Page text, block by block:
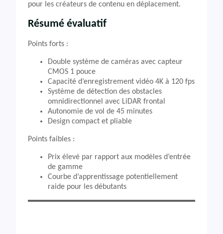
pour les créateurs de contenu en déplacement.
Résumé évaluatif
Points forts :
Double système de caméras avec capteur
CMOS 1 pouce
Capacité d’enregistrement vidéo 4K à 120 fps
Système de détection des obstacles
omnidirectionnel avec LiDAR frontal
Autonomie de vol de 45 minutes
Design compact et pliable
Points faibles :
Prix élevé par rapport aux modèles d’entrée
de gamme
Courbe d’apprentissage potentiellement
raide pour les débutants